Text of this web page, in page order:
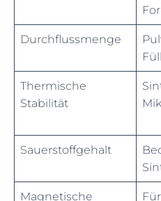
Durchflussmenge
Thermische
Stabilität
Sauerstoffgehalt
Magnetische Für